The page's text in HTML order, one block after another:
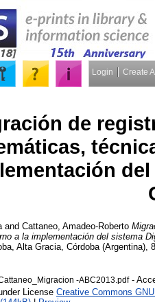
Login Create
de
and Cattaneo, Amadeo-Roberto
a la implementación del sistema
Alta Gracia, Córdoba (Argentina),
-ABC2013.pdf-
License Creative Commons